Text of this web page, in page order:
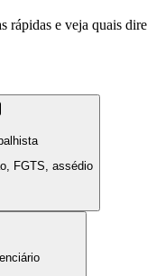
rápidas e veja quais
FGTS, assédio